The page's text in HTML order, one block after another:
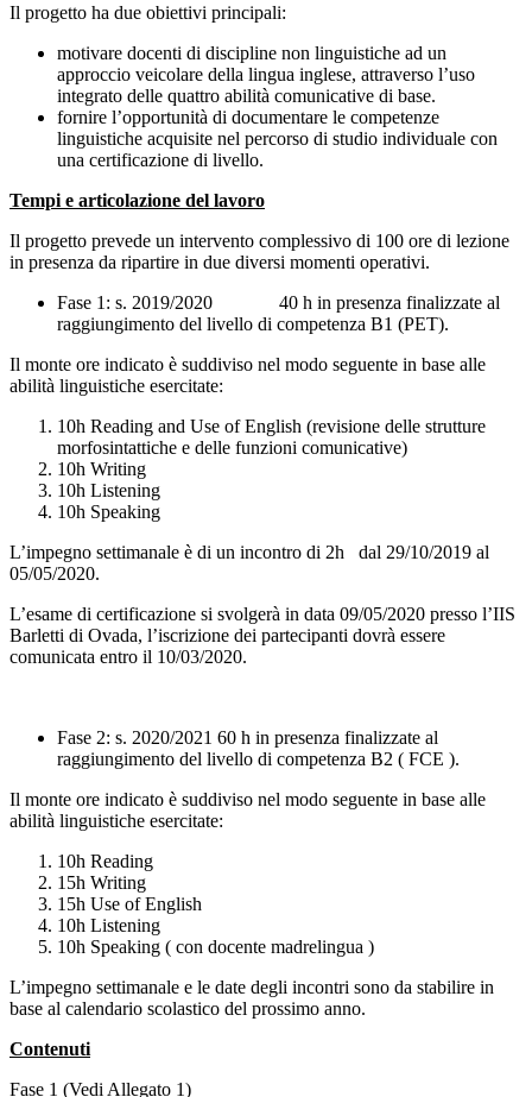
Il progetto ha due obiettivi principali:
motivare docenti di discipline non linguistiche ad un
approccio veicolare della lingua inglese, attraverso l’uso
integrato delle quattro abilità comunicative di base.
fornire l’opportunità di documentare le competenze
linguistiche acquisite nel percorso di studio individuale con
una certificazione di livello.
Tempi e articolazione del lavoro
Il progetto prevede un intervento complessivo di 100 ore di lezione
in presenza da ripartire in due diversi momenti operativi.
Fase 1: s. 2019/2020 40 h in presenza finalizzate al
raggiungimento del livello di competenza B1 (PET).
Il monte ore indicato è suddiviso nel modo seguente in base alle
abilità linguistiche esercitate:
10h Reading and Use of English (revisione delle strutture
morfosintattiche e delle funzioni comunicative)
10h Writing
10h Listening
10h Speaking
L’impegno settimanale è di un incontro di 2h dal 29/10/2019 al
05/05/2020.
L’esame di certificazione si svolgerà in data 09/05/2020 presso l’IIS
Barletti di Ovada, l’iscrizione dei partecipanti dovrà essere
comunicata entro il 10/03/2020.
Fase 2: s. 2020/2021 60 h in presenza finalizzate al
raggiungimento del livello di competenza B2 ( FCE ).
Il monte ore indicato è suddiviso nel modo seguente in base alle
abilità linguistiche esercitate:
10h Reading
15h Writing
15h Use of English
10h Listening
10h Speaking ( con docente madrelingua )
L’impegno settimanale e le date degli incontri sono da stabilire in
base al calendario scolastico del prossimo anno.
Contenuti
Fase 1 (Vedi Allegato 1)